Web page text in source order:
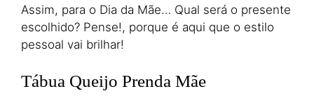
Assim, para o Dia da Mãe… Qual será o presente
escolhido? Pense!, porque é aqui que o estilo
pessoal vai brilhar!
Tábua Queijo Prenda Mãe